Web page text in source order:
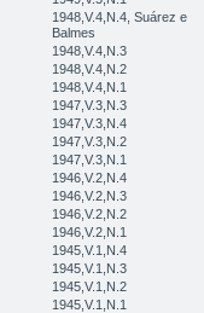
1948,V.4,N.4, Suárez e
Balmes
1948,V.4,N.3
1948,V.4,N.2
1948,V.4,N.1
1947,V.3,N.3
1947,V.3,N.4
1947,V.3,N.2
1947,V.3,N.1
1946,V.2,N.4
1946,V.2,N.3
1946,V.2,N.2
1946,V.2,N.1
1945,V.1,N.4
1945,V.1,N.3
1945,V.1,N.2
1945,V.1,N.1